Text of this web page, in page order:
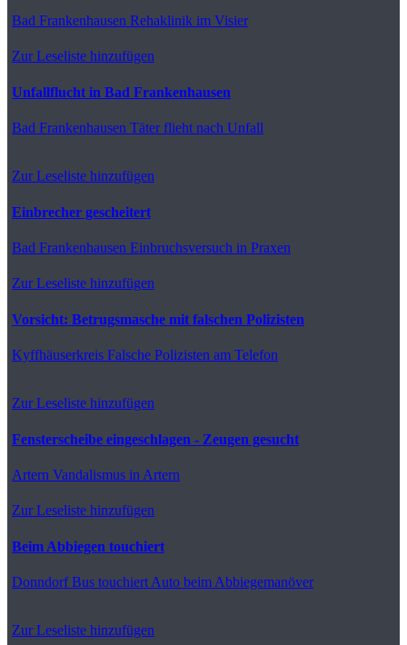
Bad Frankenhausen Rehaklinik im Visier
Zur Leseliste hinzufügen
Unfallflucht in Bad Frankenhausen
Bad Frankenhausen Täter flieht nach Unfall
Zur Leseliste hinzufügen
Einbrecher gescheitert
Bad Frankenhausen Einbruchsversuch in Praxen
Zur Leseliste hinzufügen
Vorsicht: Betrugsmasche mit falschen Polizisten
Kyffhäuserkreis Falsche Polizisten am Telefon
Zur Leseliste hinzufügen
Fensterscheibe eingeschlagen - Zeugen gesucht
Artern Vandalismus in Artern
Zur Leseliste hinzufügen
Beim Abbiegen touchiert
DonndorfBus touchiert Auto beim Abbiegemanöver
Zur Leseliste hinzufügen